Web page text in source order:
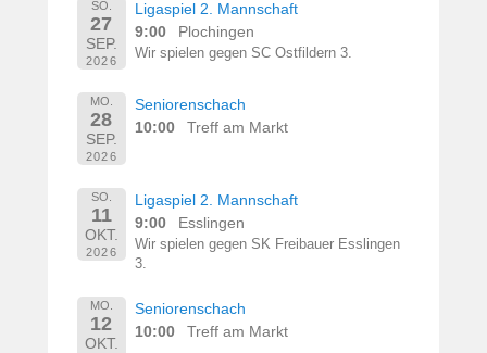
SO.
27
SEP.
2026
Ligaspiel 2. Mannschaft
9:00
Plochingen
Wir spielen gegen SC Ostfildern 3.
MO.
28
SEP.
2026
Seniorenschach
10:00
Treff am Markt
SO.
11
OKT.
2026
Ligaspiel 2. Mannschaft
9:00
Esslingen
Wir spielen gegen SK Freibauer Esslingen
3.
MO.
12
OKT.
Seniorenschach
10:00
Treff am Markt